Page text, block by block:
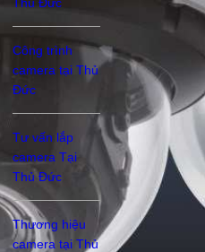
Công trình
camera tại Thủ
Đức
Tư vấn lắp
camera Tại
Thủ Đức
Thương hiệu
camera tại Thủ